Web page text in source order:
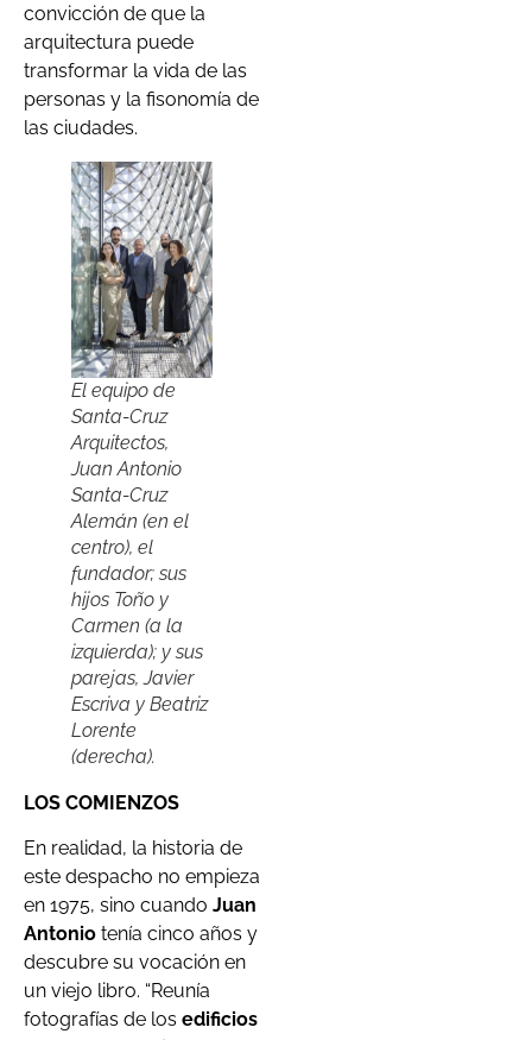
convicción de que la
arquitectura puede
transformar la vida de las
personas y la fisonomía de
las ciudades.
El equipo de
Santa-Cruz
Arquitectos,
Juan Antonio
Santa-Cruz
Alemán (en el
centro), el
fundador; sus
hijos Toño y
Carmen (a la
izquierda); y sus
parejas, Javier
Escriva y Beatriz
Lorente
(derecha).
LOS COMIENZOS
En realidad, la historia de
este despacho no empieza
en 1975, sino cuando Juan
Antonio tenía cinco años y
descubre su vocación en
un viejo libro. “Reunía
fotografías de los edificios